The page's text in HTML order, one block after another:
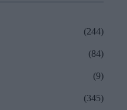
(244)
(84)
(9)
(345)